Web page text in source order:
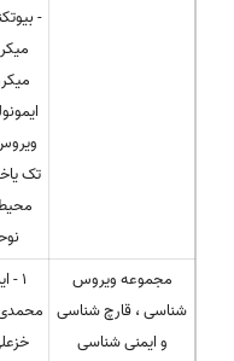
نوحی 12 -
مجموعه ویروس
شناسی ، قارچ شناسی
و ایمنی شناسی
1